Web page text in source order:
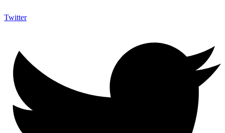
Twitter